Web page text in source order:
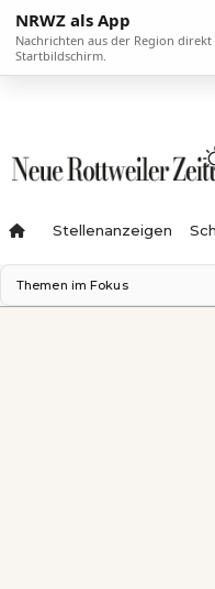
NRWZ als App
Nachrichten aus der Region
Startbildschirm.
Stellenanzeigen
Themen im Fokus